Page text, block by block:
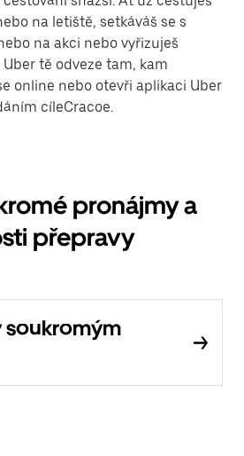
na letiště, setkáváš se s
na akci nebo vyřizuješ
tě odveze tam, kam
online nebo otevři aplikaci Uber
cíleCracoe.
pronájmy a
přepravy
soukromým